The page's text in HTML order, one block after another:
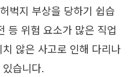
벅지 부상을 당하기 쉽습
등 위험 요소가 많은 직업
않은 사고로 인해 다리나
습니다.